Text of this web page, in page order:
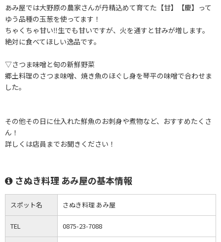
あみ屋では大野原の農家さんが丹精込めて育てた【甘】【慶】って
ゆう品種の玉葱を使ってます！
ちゃくちゃ甘い‼️生でも甘いですが、火を通すと甘みが増します。
絶対に食べてほしい逸品です。
▽さつま味噌と旬の新鮮野菜
郷土料理のさつま味噌、焼き魚のほぐし身を琴平の味噌で合わせま
した。
その他その日に仕入れた鮮魚のお刺身や煮物など、おすすめたくさ
ん！
詳しくは店員までお聞きください！
さぬき料理 あみ屋の基本情報
スポット名 さぬき料理 あみ屋
TEL 0875-23-7088